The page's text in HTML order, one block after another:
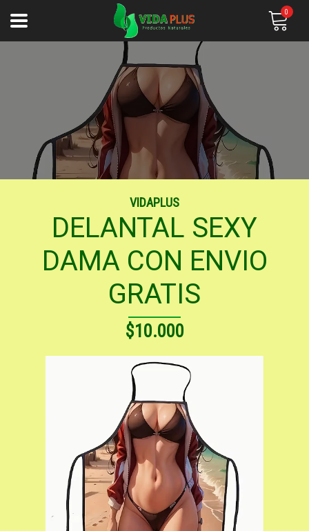
0
VIDAPLUS
DELANTAL SEXY
DAMA CON ENVIO
GRATIS
$10.000